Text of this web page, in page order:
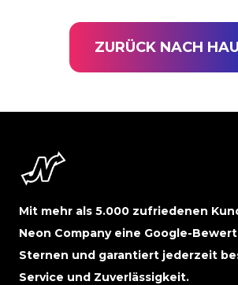
ZURÜCK NACH
Mit mehr als 5.000 zufriedenen
Neon Company eine Google-
Sternen und garantiert jederzeit
Service und Zuverlässigkeit.